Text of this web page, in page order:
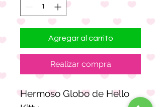
Agregar al carrito
Realizar compra
Hermoso Globo de Hello